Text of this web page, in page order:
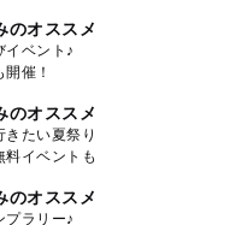
のオススメ
イベント♪
催！
のオススメ
たい夏祭り
料イベントも
のオススメ
プラリー♪